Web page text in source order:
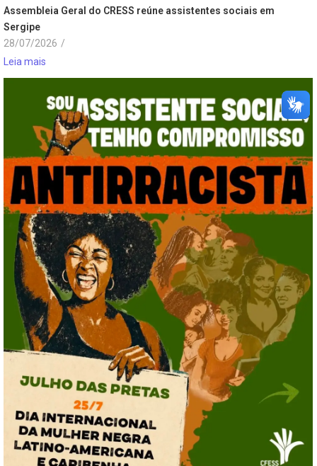
Assembleia Geral do CRESS reúne assistentes sociais em
Sergipe
28/07/2026 /
Leia mais